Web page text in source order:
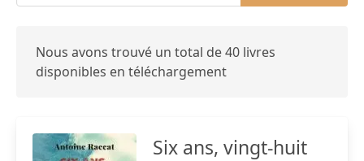
Nous avons trouvé un total de 40 livres
disponibles en téléchargement
Six ans, vingt-huit